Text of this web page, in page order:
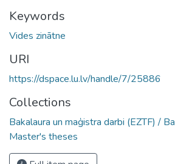
Keywords
Vides zinātne
URI
https://dspace.lu.lv/handle/7/25886
Collections
Bakalaura un maģistra darbi (EZTF) /
Master's theses